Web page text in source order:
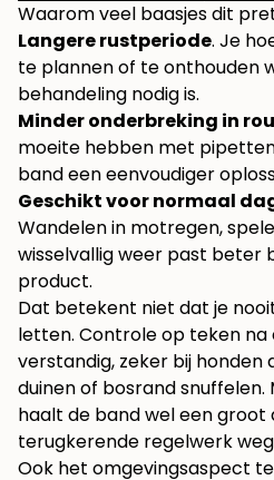
Waarom veel baasjes dit
Langere rustperiode. Je
te plannen of te onthouden
behandeling nodig is.
Minder onderbreking in
moeite hebben met
band een eenvoudiger
Geschikt voor normaal
Wandelen in motregen,
wisselvallig weer past beter
product.
Dat betekent niet dat je
letten. Controle op teken na
verstandig, zeker bij honden
duinen of bosrand snuffelen.
haalt de band wel een groot
terugkerende regelwerk
Ook het omgevingsaspect